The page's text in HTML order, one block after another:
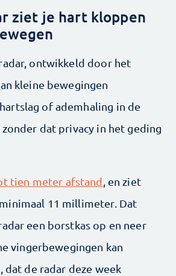
ziet je hart kloppen
ontwikkeld door het
kleine bewegingen
of ademhaling in de
dat privacy in het geding
tien meter afstand , en ziet
11 millimeter. Dat
een borstkas op en neer
vingerbewegingen kan
dat de radar deze week